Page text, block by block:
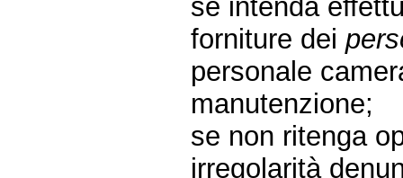
se intenda
forniture dei
personale
manutenzione;
se non ritenga
irregolarità